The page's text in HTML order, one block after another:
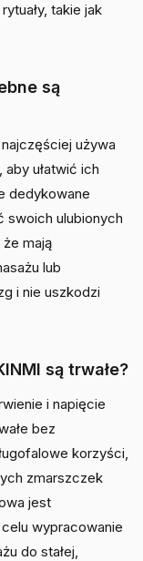
takie jak
są
używa
ułatwić ich
dedykowane
swoich ulubionych
mają
lub
i nie uszkodzi
są trwałe?
i napięcie
bez
korzyści,
zmarszczek
jest
wypracowanie
do stałej,